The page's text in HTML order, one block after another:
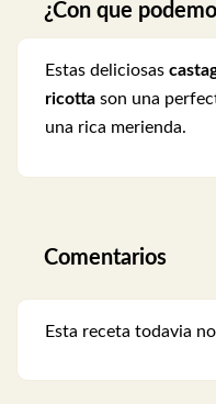
¿Con que
Estas deliciosas
ricotta son una
una rica merienda.
Comentarios
Esta receta todavia